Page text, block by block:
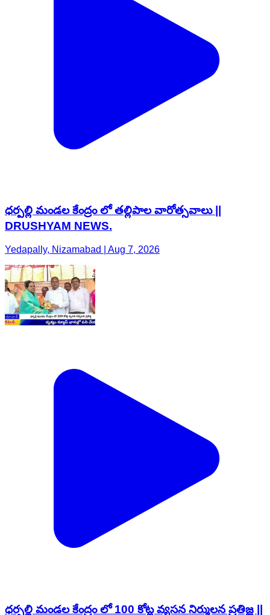
ధర్పల్లి మండల కేంద్రం లో తల్లిపాల వారోత్సవాలు ||
DRUSHYAM NEWS.
Yedapally, Nizamabad | Aug 7, 2026
ధర్పల్లి మండల కేంద్రం లో 100 కోట్ల వ్యసన నిర్ములన ప్రతిజ్ఞ ||